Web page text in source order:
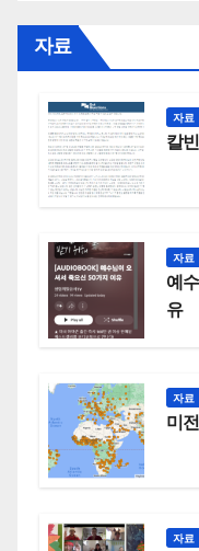
자료
자료
칼
자료
예
유
자료
미
자료